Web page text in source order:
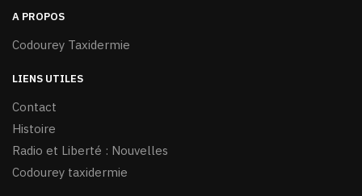
A PROPOS
Codourey Taxidermie
LIENS UTILES
Contact
Histoire
Radio et Liberté : Nouvelles
Codourey taxidermie